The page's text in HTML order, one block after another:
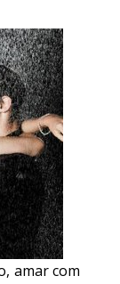
amar com